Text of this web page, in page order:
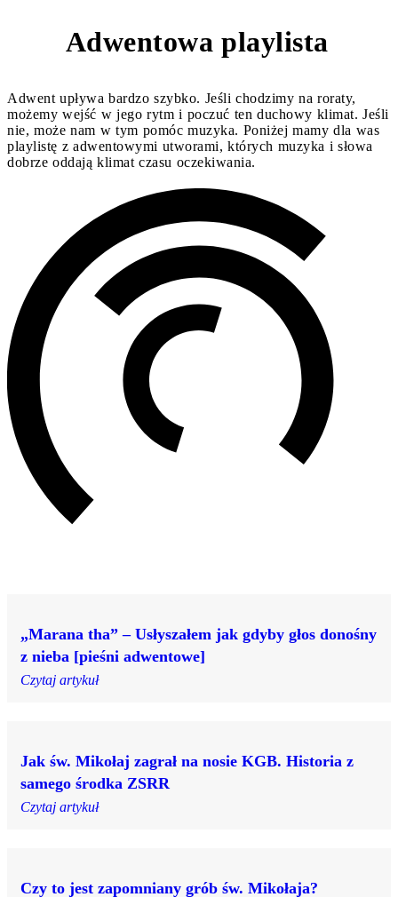
Adwentowa playlista
Adwent upływa bardzo szybko. Jeśli chodzimy na roraty,
możemy wejść w jego rytm i poczuć ten duchowy klimat. Jeśli
nie, może nam w tym pomóc muzyka. Poniżej mamy dla was
playlistę z adwentowymi utworami, których muzyka i słowa
dobrze oddają klimat czasu oczekiwania.
„Marana tha” – Usłyszałem jak gdyby głos donośny
z nieba [pieśni adwentowe]
Czytaj artykuł
Jak św. Mikołaj zagrał na nosie KGB. Historia z
samego środka ZSRR
Czytaj artykuł
Czy to jest zapomniany grób św. Mikołaja?